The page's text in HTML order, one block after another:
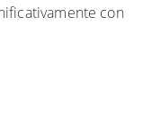
con